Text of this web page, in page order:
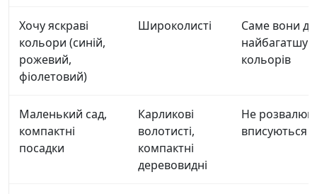
Хочу яскраві
кольори (синій,
рожевий,
фіолетовий)
Широколисті
Саме вони
найбагатшу
кольорів
Маленький сад,
компактні
посадки
Карликові
волотисті,
компактні
деревовидні
Не
вписуються